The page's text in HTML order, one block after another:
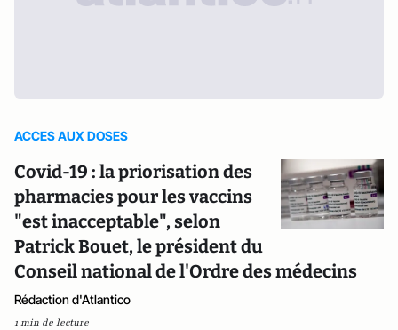
ACCES AUX DOSES
Covid-19 : la priorisation des
pharmacies pour les vaccins
"est inacceptable", selon
Patrick Bouet, le président du
Conseil national de l'Ordre des médecins
Rédaction d'Atlantico
1 min de lecture